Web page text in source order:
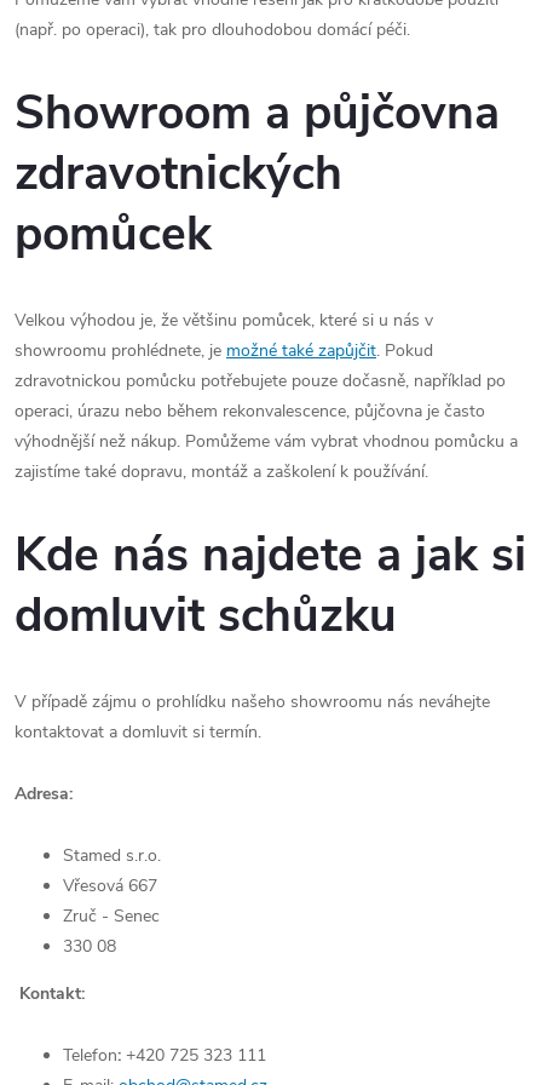
(např. po operaci), tak pro dlouhodobou domácí péči.
Showroom a půjčovna
zdravotnických
pomůcek
Velkou výhodou je, že většinu pomůcek, které si u nás v
showroomu prohlédnete, je možné také zapůjčit. Pokud
zdravotnickou pomůcku potřebujete pouze dočasně, například po
operaci, úrazu nebo během rekonvalescence, půjčovna je často
výhodnější než nákup. Pomůžeme vám vybrat vhodnou pomůcku a
zajistíme také dopravu, montáž a zaškolení k používání.
Kde nás najdete a jak si
domluvit schůzku
V případě zájmu o prohlídku našeho showroomu nás neváhejte
kontaktovat a domluvit si termín.
Adresa:
Stamed s.r.o.
Vřesová 667
Zruč - Senec
330 08
Kontakt:
Telefon: +420 725 323 111